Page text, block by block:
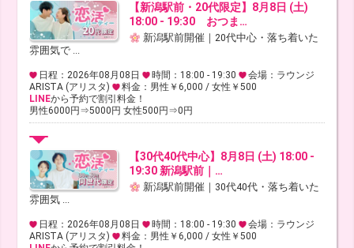
【新潟駅前・20代限定】8月8日 (土)
18:00 - 19:30 おつま…
新潟駅前開催｜20代中心・落ち着いた
雰囲気で ...
日程：2026年08月08日 時間：18:00 - 19:30
会場：ラウンジ
ARISTA (アリスタ)
料金：男性￥6,000 / 女性￥500
LINEから予約で割引料金！
男性6000円⇒5000円 女性500円⇒0円
【30代40代中心】8月8日 (土) 18:00 -
19:30 新潟駅前｜…
新潟駅前開催｜30代40代・落ち着いた
雰囲気 ...
日程：2026年08月08日 時間：18:00 - 19:30
会場：ラウンジ
ARISTA (アリスタ)
料金：男性￥6,000 / 女性￥500